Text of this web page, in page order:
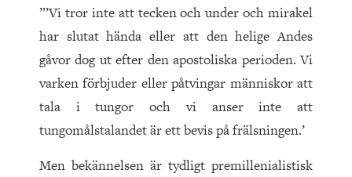
”’Vi tror inte att tecken och under och mirakel
har slutat hända eller att den helige Andes
gåvor dog ut efter den apostoliska perioden. Vi
varken förbjuder eller påtvingar människor att
tala i tungor och vi anser inte att
tungomålstalandet är ett bevis på frälsningen.’
Men bekännelsen är tydligt premillenialistisk